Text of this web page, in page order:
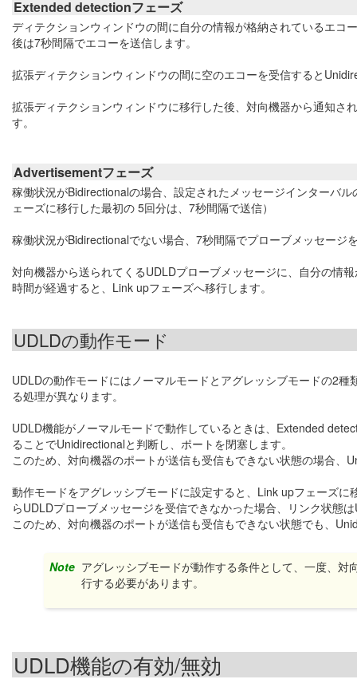
Extended detectionフェーズ
ディテクションウィンドウの間に自分の情報が格納されているエ
後は7秒間隔でエコーを送信します。
拡張ディテクションウィンドウの間に空のエコーを受信すると
拡張ディテクションウィンドウに移行した後、対向機器から通知
す。
Advertisementフェーズ
稼働状況がBidirectionalの場合、設定されたメッセージインターバ
ェーズに移行した最初の 5回分は、7秒間隔で送信）
稼働状況がBidirectionalでない場合、7秒間隔でプローブメッセージ
対向機器から送られてくるUDLDプローブメッセージに、自分の情
時間が経過すると、Link upフェーズへ移行します。
UDLDの動作モード
UDLDの動作モードにはノーマルモードとアグレッシブモードの2
る処理が異なります。
UDLD機能がノーマルモードで動作しているときは、Extended
ることでUnidirectionalと判断し、ポートを閉塞します。
このため、対向機器のポートが送信も受信もできない状態の場合、
動作モードをアグレッシブモードに設定すると、Link upフェーズ
らUDLDプローブメッセージを受信できなかった場合、リンク状態
このため、対向機器のポートが送信も受信もできない状態でも、
Note アグレッシブモードが動作する条件として、一度、
行する必要があります。
UDLD機能の有効/無効